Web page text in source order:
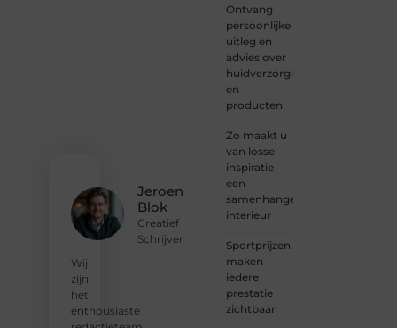
Jeroen
Blok
Creatief
Schrijver
Wij
zijn
het
enthousiaste
Ontvang
persoonlijke
uitleg en
advies over
huidverzorging
en
producten
Zo maakt u
van losse
inspiratie
een
samenhangend
interieur
Sportprijzen
maken
iedere
prestatie
zichtbaar